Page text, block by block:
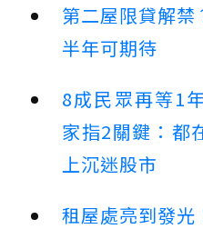
第二屋限貸解
半年可期待
8成民眾再等1
家指2關鍵：都
上沉迷股市
租屋處亮到發